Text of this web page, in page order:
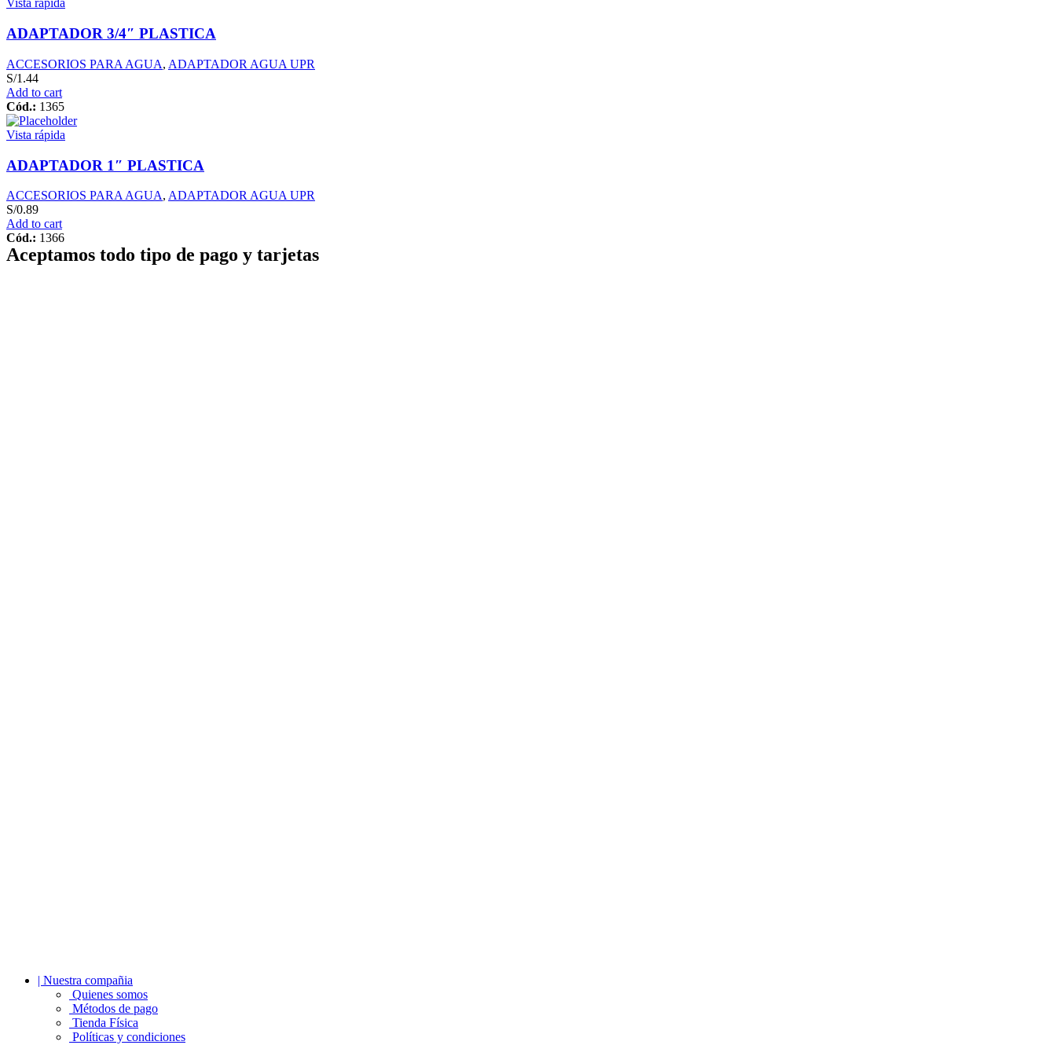
Vista rápida
ADAPTADOR 3/4″ PLASTICA
ACCESORIOS PARA AGUA, ADAPTADOR AGUA UPR
S/1.44
Add to cart
Cód.: 1365
Vista rápida
ADAPTADOR 1″ PLASTICA
ACCESORIOS PARA AGUA, ADAPTADOR AGUA UPR
S/0.89
Add to cart
Cód.: 1366
Aceptamos todo tipo de pago y tarjetas
| Nuestra compañia
Quienes somos
Métodos de pago
Tienda Física
Políticas y condiciones